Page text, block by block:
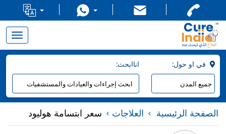
Toggle
navigation
:اناابحث
الصفحة الرئيسية العلاجات سعر ابتسامة هوليود